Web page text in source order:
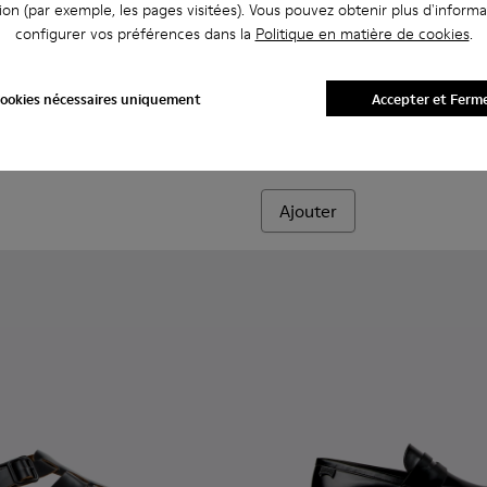
(par exemple, les pages visitées). Vous pouvez obtenir plus
configurer vos préférences dans la Politique en matière de cookies.
nécessaires uniquement Accepter et
002016 - Baskets en cuir et nubuck multicolores pour homme.
- K101068-015
Twins - K101068-008
Twins - K101068-005
Twins - K101068-004
Twins - K101068-003
Twins - K101068-002 - Baskets
Twins - K101068-001
Drift Walk - K101097-007 -
Drift Walk -Drift Walk -
Drift
Ajouter